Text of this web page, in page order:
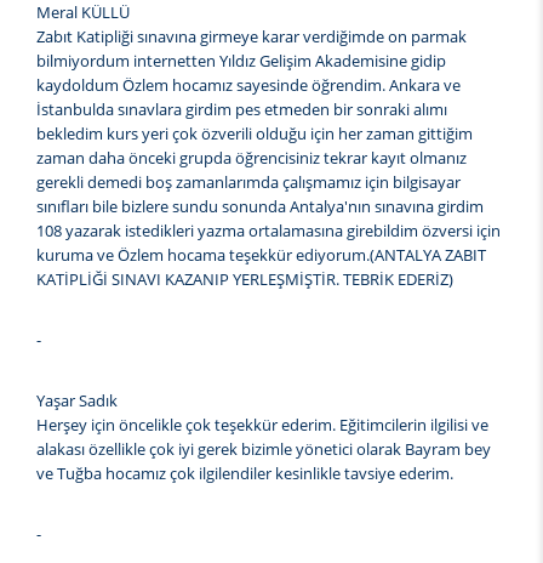
Meral KÜLLÜ
Zabıt Katipliği sınavına girmeye karar verdiğimde on parmak
bilmiyordum internetten Yıldız Gelişim Akademisine gidip
kaydoldum Özlem hocamız sayesinde öğrendim. Ankara ve
İstanbulda sınavlara girdim pes etmeden bir sonraki alımı
bekledim kurs yeri çok özverili olduğu için her zaman gittiğim
zaman daha önceki grupda öğrencisiniz tekrar kayıt olmanız
gerekli demedi boş zamanlarımda çalışmamız için bilgisayar
sınıfları bile bizlere sundu sonunda Antalya'nın sınavına girdim
108 yazarak istedikleri yazma ortalamasına girebildim özversi için
kuruma ve Özlem hocama teşekkür ediyorum.(ANTALYA ZABIT
KATİPLİĞİ SINAVI KAZANIP YERLEŞMİŞTİR. TEBRİK EDERİZ)
-
Yaşar Sadık
Herşey için öncelikle çok teşekkür ederim. Eğitimcilerin ilgilisi ve
alakası özellikle çok iyi gerek bizimle yönetici olarak Bayram bey
ve Tuğba hocamız çok ilgilendiler kesinlikle tavsiye ederim.
-